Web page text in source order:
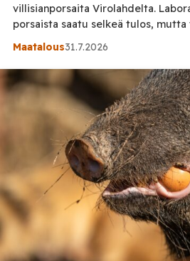
villisianporsaita Virolahdelta.
porsaista saatu selkeä tulos,
lähettämässä vielä Espanjaan
koska näytteen vientilupa on ensin
Riikka Holopainen Ruokaviraston
on ensimmäinen kerta kun
sikaruttoa. Kolmen sairastuneen
muita tautiepäilyjä, […]
Maatalous31.7.2026